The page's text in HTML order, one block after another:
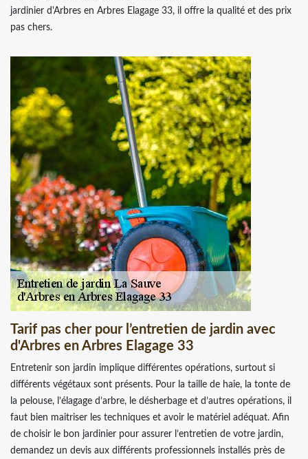
jardinier d'Arbres en Arbres Elagage 33, il offre la qualité et des prix
pas chers.
Tarif pas cher pour l’entretien de jardin avec
d'Arbres en Arbres Elagage 33
Entretenir son jardin implique différentes opérations, surtout si
différents végétaux sont présents. Pour la taille de haie, la tonte de
la pelouse, l’élagage d’arbre, le désherbage et d’autres opérations, il
faut bien maitriser les techniques et avoir le matériel adéquat. Afin
de choisir le bon jardinier pour assurer l’entretien de votre jardin,
demandez un devis aux différents professionnels installés près de